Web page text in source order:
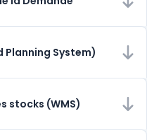
Planning System)
stocks (WMS)